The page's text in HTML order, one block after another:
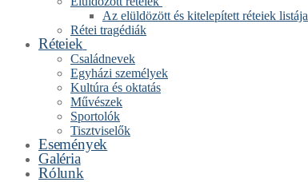
Az elüldözött és kitelepített réteiek listája
Rétei tragédiák
Réteiek
Családnevek
Egyházi személyek
Kultúra és oktatás
Művészek
Sportolók
Tisztviselők
Események
Galéria
Rólunk